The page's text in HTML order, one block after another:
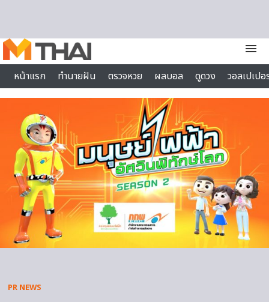
menu
หน้าแรก
ทำนายฝัน ตรวจหวย ผลบอล ดูดวง
วอลเปเป
ไลฟ์สไตล์
PR NEWS